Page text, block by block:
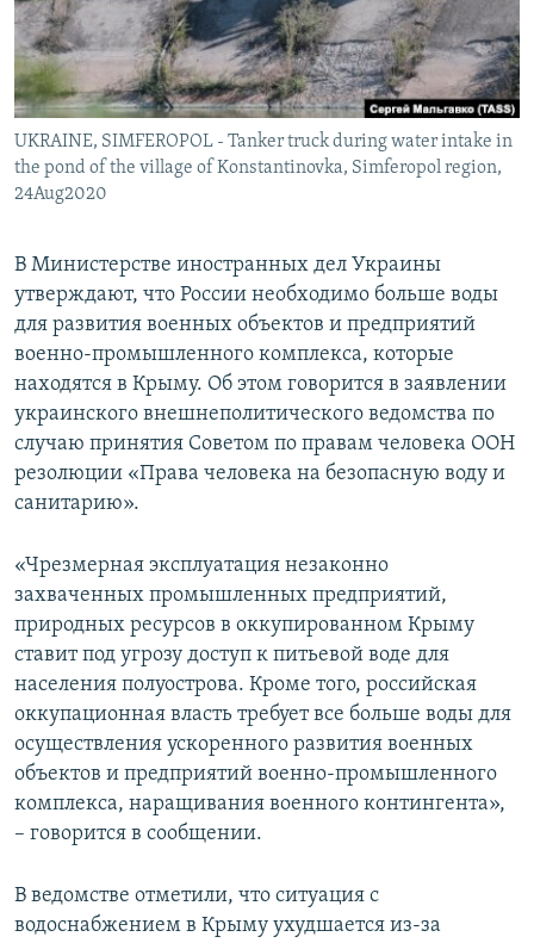
ПОБЕДИТЕЛЕЙ НЕ СУДЯТ?
КРЫМ.НЕПОКОРЕННЫЙ
ELIFBE
УКРАИНСКАЯ ПРОБЛЕМА КРЫМА
ПРИСОЕДИНЯЙТЕСЬ!
Все сайты RFE/RL
UKRAINE, SIMFEROPOL - Tanker truck during water intake in
the pond of the village of Konstantinovka, Simferopol region,
24Aug2020
В Министерстве иностранных дел Украины
утверждают, что России необходимо больше воды
для развития военных объектов и предприятий
военно-промышленного комплекса, которые
находятся в Крыму. Об этом говорится в заявлении
украинского внешнеполитического ведомства по
случаю принятия Советом по правам человека ООН
резолюции «Права человека на безопасную воду и
санитарию».
«Чрезмерная эксплуатация незаконно
захваченных промышленных предприятий,
природных ресурсов в оккупированном Крыму
ставит под угрозу доступ к питьевой воде для
населения полуострова. Кроме того, российская
оккупационная власть требует все больше воды для
осуществления ускоренного развития военных
объектов и предприятий военно-промышленного
комплекса, наращивания военного контингента»,
– говорится в сообщении.
В ведомстве отметили, что ситуация с
водоснабжением в Крыму ухудшается из-за